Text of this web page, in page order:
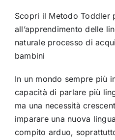
Scopri il Metodo Toddler
all’apprendimento delle
naturale processo di
bambini
In un mondo sempre più
capacità di parlare più
ma una necessità
imparare una nuova
compito arduo,